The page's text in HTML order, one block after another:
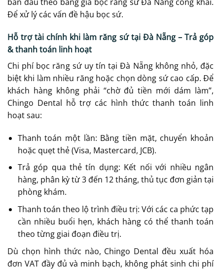
Để xử lý các vấn đề hậu bọc sứ.
Hỗ trợ tài chính khi làm răng sứ tại Đà Nẵng – Trả góp
& thanh toán linh hoạt
Chi phí bọc răng sứ uy tín tại Đà Nẵng không nhỏ, đặc
biệt khi làm nhiều răng hoặc chọn dòng sứ cao cấp. Để
khách hàng không phải “chờ đủ tiền mới dám làm”,
Chingo Dental hỗ trợ các hình thức thanh toán linh
hoạt sau:
Thanh toán một lần: Bằng tiền mặt, chuyển khoản
hoặc quẹt thẻ (Visa, Mastercard, JCB).
Trả góp qua thẻ tín dụng: Kết nối với nhiều ngân
hàng, phân kỳ từ 3 đến 12 tháng, thủ tục đơn giản tại
phòng khám.
Thanh toán theo lộ trình điều trị: Với các ca phức tạp
cần nhiều buổi hẹn, khách hàng có thể thanh toán
theo từng giai đoạn điều trị.
Dù chọn hình thức nào, Chingo Dental đều xuất hóa
đơn VAT đầy đủ và minh bạch, không phát sinh chi phí